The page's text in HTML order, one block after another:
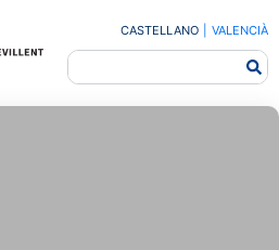
CASTELLANO VALENCIÀ